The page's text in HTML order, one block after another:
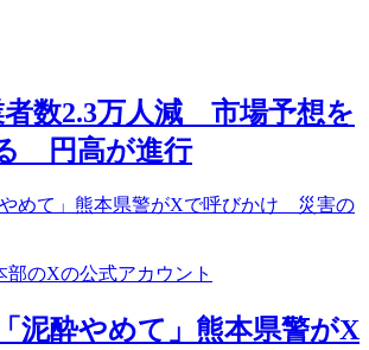
者数2.3万人減 市場予想を
円高が進行
めて」熊本県警がXで呼びかけ 災害の
泥酔やめて」熊本県警がX